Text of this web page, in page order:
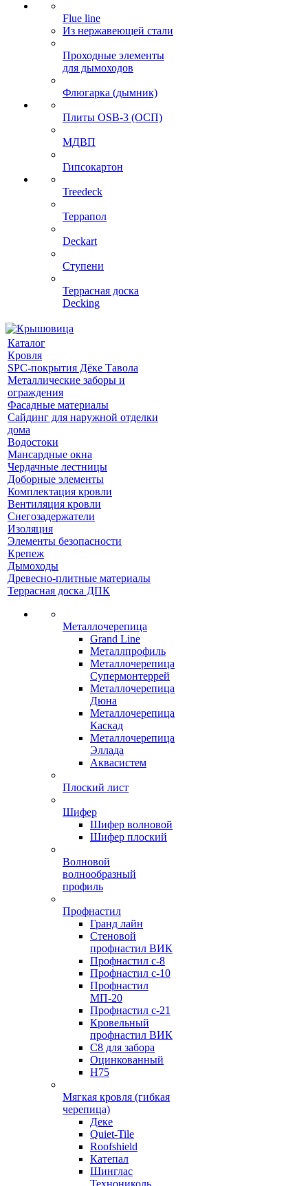
Flue line
Из нержавеющей стали
Проходные элементы
для дымоходов
Флюгарка (дымник)
Плиты OSB-3 (ОСП)
МДВП
Гипсокартон
Treedeck
Террапол
Deckart
Ступени
Террасная доска
Decking
Каталог
Кровля
SPC-покрытия Дёке Тавола
Металлические заборы и
ограждения
Фасадные материалы
Сайдинг для наружной отделки
дома
Водостоки
Мансардные окна
Чердачные лестницы
Доборные элементы
Комплектация кровли
Вентиляция кровли
Снегозадержатели
Изоляция
Элементы безопасности
Крепеж
Дымоходы
Древесно-плитные материалы
Террасная доска ДПК
Металлочерепица
Grand Line
Металлпрофиль
Металлочерепица
Супермонтеррей
Металлочерепица
Дюна
Металлочерепица
Каскад
Металлочерепица
Эллада
Аквасистем
Плоский лист
Шифер
Шифер волновой
Шифер плоский
Волновой
волнообразный
профиль
Профнастил
Гранд лайн
Стеновой
профнастил ВИК
Профнастил с-8
Профнастил с-10
Профнастил
МП-20
Профнастил с-21
Кровельный
профнастил ВИК
С8 для забора
Оцинкованный
Н75
Мягкая кровля (гибкая
черепица)
Деке
Quiet-Tile
Roofshield
Катепал
Шинглас
Технониколь